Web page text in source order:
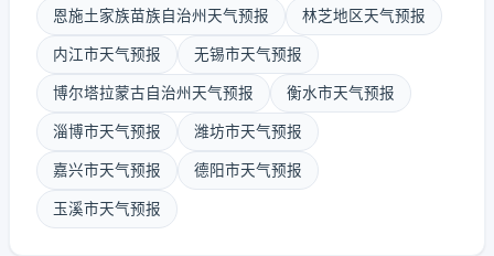
恩施土家族苗族自治州天气预报 林芝地区天气预报
内江市天气预报 无锡市天气预报
博尔塔拉蒙古自治州天气预报 衡水市天气预报
淄博市天气预报 潍坊市天气预报
嘉兴市天气预报 德阳市天气预报
玉溪市天气预报